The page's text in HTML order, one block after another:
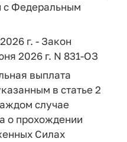
с Федеральным
г. - Закон
2026 г. N 831-ОЗ
выплата
в статье 2
случае
о прохождении
Силах